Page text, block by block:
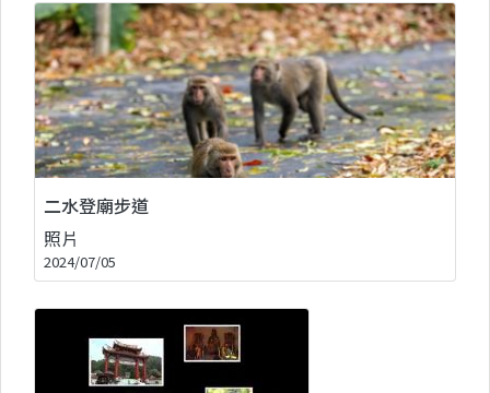
二水登廟步道
照片
2024/07/05